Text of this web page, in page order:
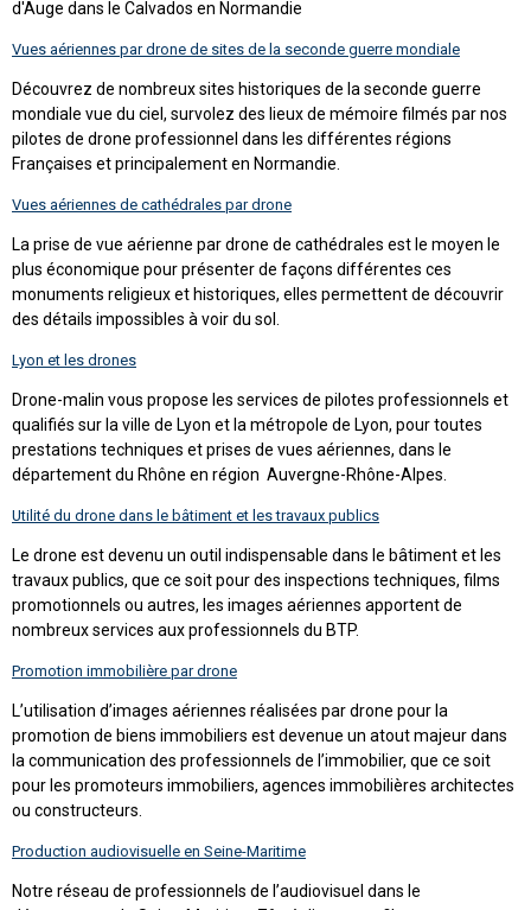
d'Auge dans le Calvados en Normandie
Vues aériennes par drone de sites de la seconde guerre mondiale
Découvrez de nombreux sites historiques de la seconde guerre
mondiale vue du ciel, survolez des lieux de mémoire filmés par nos
pilotes de drone professionnel dans les différentes régions
Françaises et principalement en Normandie.
Vues aériennes de cathédrales par drone
La prise de vue aérienne par drone de cathédrales est le moyen le
plus économique pour présenter de façons différentes ces
monuments religieux et historiques, elles permettent de découvrir
des détails impossibles à voir du sol.
Lyon et les drones
Drone-malin vous propose les services de pilotes professionnels et
qualifiés sur la ville de Lyon et la métropole de Lyon, pour toutes
prestations techniques et prises de vues aériennes, dans le
département du Rhône en région Auvergne-Rhône-Alpes.
Utilité du drone dans le bâtiment et les travaux publics
Le drone est devenu un outil indispensable dans le bâtiment et les
travaux publics, que ce soit pour des inspections techniques, films
promotionnels ou autres, les images aériennes apportent de
nombreux services aux professionnels du BTP.
Promotion immobilière par drone
L’utilisation d’images aériennes réalisées par drone pour la
promotion de biens immobiliers est devenue un atout majeur dans
la communication des professionnels de l’immobilier, que ce soit
pour les promoteurs immobiliers, agences immobilières architectes
ou constructeurs.
Production audiovisuelle en Seine-Maritime
Notre réseau de professionnels de l’audiovisuel dans le